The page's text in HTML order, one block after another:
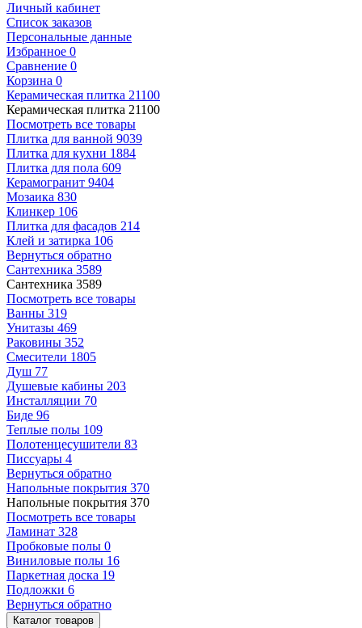
Личный кабинет
Список заказов
Персональные данные
Избранное 0
Сравнение 0
Корзина 0
Керамическая плитка 21100
Керамическая плитка 21100
Посмотреть все товары
Плитка для ванной 9039
Плитка для кухни 1884
Плитка для пола 609
Керамогранит 9404
Мозаика 830
Клинкер 106
Плитка для фасадов 214
Клей и затирка 106
Вернуться обратно
Сантехника 3589
Сантехника 3589
Посмотреть все товары
Ванны 319
Унитазы 469
Раковины 352
Смесители 1805
Душ 77
Душевые кабины 203
Инсталляции 70
Биде 96
Теплые полы 109
Полотенцесушители 83
Писсуары 4
Вернуться обратно
Напольные покрытия 370
Напольные покрытия 370
Посмотреть все товары
Ламинат 328
Пробковые полы 0
Виниловые полы 16
Паркетная доска 19
Подложки 6
Вернуться обратно
Каталог товаров